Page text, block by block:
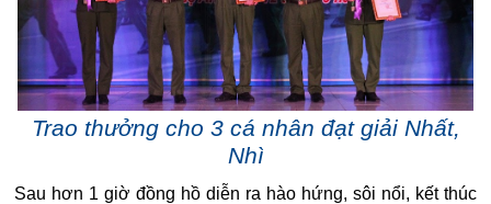
Trao thưởng cho 3 cá nhân đạt giải Nhất,
Nhì
Sau hơn 1 giờ đồng hồ diễn ra hào hứng, sôi nổi, kết thúc